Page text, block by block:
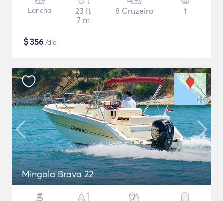
Lancha
23 ft
7 m
8 Cruzeiro 1
$356 /dia
Mingola Brava 22